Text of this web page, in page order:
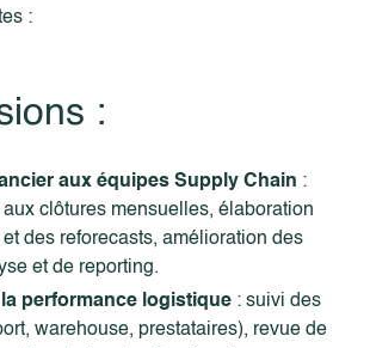
:
:
aux équipes Supply Chain :
clôtures mensuelles, élaboration
des reforecasts, amélioration des
et de reporting.
la performance logistique : suivi des
warehouse, prestataires), revue de